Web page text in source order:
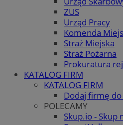
ZUS
Urząd Pracy
Komenda
Straż Miejska
Straż Pożarna
Prokuratura
KATALOG FIRM
KATALOG FIRM
Dodaj firmę
POLECAMY
Skup.io - Skup